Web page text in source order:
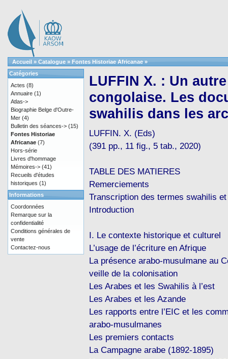
Accueil » Catalogue » Fontes Historiae Africanae »
LUFFIN X. : Un
congolaise. Les
swahilis dans les
LUFFIN. X. (Eds)
(391 pp., 11 fig., 5 tab., 2020)
TABLE DES MATIERES
Remerciements
Transcription des termes swahilis
Introduction
I. Le contexte historique et culturel
L’usage de l’écriture en Afrique
La présence arabo-musulmane au
veille de la colonisation
Les Arabes et les Swahilis à l’est
Les Arabes et les Azande
Les rapports entre l’EIC et les
arabo-musulmanes
Les premiers contacts
La Campagne arabe (1892-1895)
Catégories
Actes (8)
Annuaire (1)
Atlas->
Biographie Belge d'Outre-
Mer (4)
Bulletin des séances-> (15)
Fontes Historiae
Africanae (7)
Hors-série
Livres d'hommage
Mémoires-> (41)
Recueils d'études
historiques (1)
Informations
Coordonnées
Remarque sur la
confidentialité
Conditions générales de
vente
Contactez-nous